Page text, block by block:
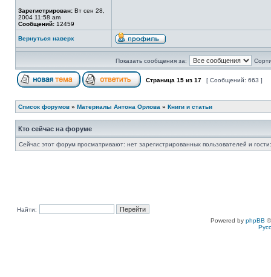
Зарегистрирован: Вт сен 28,
2004 11:58 am
Сообщений: 12459
Вернуться наверх
Показать сообщения за:
Страница 15 из 17 [ Сообщений: 663 ]
Список форумов » Материалы Антона Орлова » Книги и статьи
Кто сейчас на форуме
Сейчас этот форум просматривают: нет зарегистрированных пользователей и
Найти:
Powered by phpBB